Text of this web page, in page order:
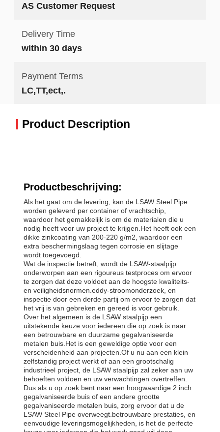
AS Customer Request
Delivery Time
within 30 days
Payment Terms
LC,TT,ect,.
Product Description
Productbeschrijving:
Als het gaat om de levering, kan de LSAW Steel Pipe
worden geleverd per container of vrachtschip,
waardoor het gemakkelijk is om de materialen die u
nodig heeft voor uw project te krijgen.Het heeft ook een
dikke zinkcoating van 200-220 g/m2, waardoor een
extra beschermingslaag tegen corrosie en slijtage
wordt toegevoegd.
Wat de inspectie betreft, wordt de LSAW-staalpijp
onderworpen aan een rigoureus testproces om ervoor
te zorgen dat deze voldoet aan de hoogste kwaliteits-
en veiligheidsnormen.eddy-stroomonderzoek, en
inspectie door een derde partij om ervoor te zorgen dat
het vrij is van gebreken en gereed is voor gebruik.
Over het algemeen is de LSAW staalpijp een
uitstekende keuze voor iedereen die op zoek is naar
een betrouwbare en duurzame gegalvaniseerde
metalen buis.Het is een geweldige optie voor een
verscheidenheid aan projecten.Of u nu aan een klein
zelfstandig project werkt of aan een grootschalig
industrieel project, de LSAW staalpijp zal zeker aan uw
behoeften voldoen en uw verwachtingen overtreffen.
Dus als u op zoek bent naar een hoogwaardige 2 inch
gegalvaniseerde buis of een andere grootte
gegalvaniseerde metalen buis, zorg ervoor dat u de
LSAW Steel Pipe overweegt.betrouwbare prestaties, en
eenvoudige leveringsmogelijkheden, is het de perfecte